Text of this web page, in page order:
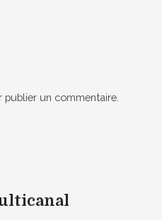
un commentaire.